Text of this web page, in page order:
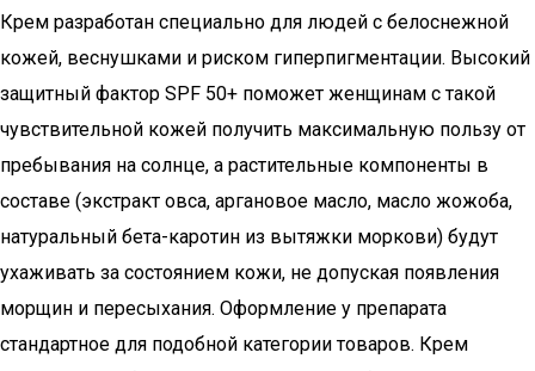
Крем разработан специально для людей с белоснежной
кожей, веснушками и риском гиперпигментации. Высокий
защитный фактор SPF 50+ поможет женщинам с такой
чувствительной кожей получить максимальную пользу от
пребывания на солнце, а растительные компоненты в
составе (экстракт овса, аргановое масло, масло жожоба,
натуральный бета-каротин из вытяжки моркови) будут
ухаживать за состоянием кожи, не допуская появления
морщин и пересыхания. Оформление у препарата
стандартное для подобной категории товаров. Крем